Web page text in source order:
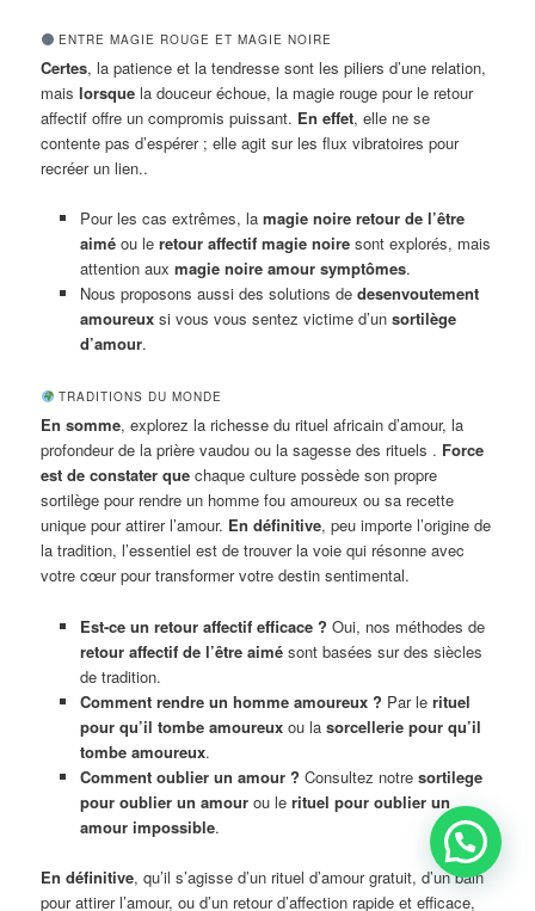
ENTRE MAGIE ROUGE ET MAGIE NOIRE
Certes, la patience et la tendresse sont les piliers d’une relation,
maislorsque la douceur échoue, la magie rouge pour le retour
affectif offre un compromis puissant. En effet, elle ne se
contente pas d’espérer ; elle agit sur les flux vibratoires pour
recréer un lien..
Pour les cas extrêmes, la magie noire retour de l’être
aiméou le retour affectif magie noiresont explorés, mais
attention aux magie noire amour symptômes.
Nous proposons aussi des solutions de desenvoutement
amoureuxsi vous vous sentez victime d’un sortilège
d’amour.
TRADITIONS DU MONDE
En somme, explorez la richesse du rituel africain d’amour, la
profondeur de la prière vaudou ou la sagesse des rituels . Force
est de constater que chaque culture possède son propre
sortilège pour rendre un homme fou amoureux ou sa recette
unique pour attirer l’amour. En définitive, peu importe l’origine de
la tradition, l’essentiel est de trouver la voie qui résonne avec
votre cœur pour transformer votre destin sentimental.
Est-ce un retour affectif efficace ? Oui, nos méthodes de
retour affectif de l’être aimésont basées sur des siècles
de tradition.
Comment rendre un homme amoureux ? Par le rituel
pour qu’il tombe amoureuxou la sorcellerie pour qu’il
tombe amoureux.
Comment oublier un amour ? Consultez notre sortilege
pour oublier un amourou le rituel pour oublier un
amour impossible.
En définitive, qu’il s’agisse d’un rituel d’amour gratuit, d’un bain
pour attirer l’amour, ou d’un retour d’affection rapide et efficace,